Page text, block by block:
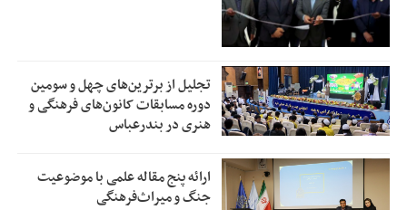
تجلیل از بر‌ترین‌های چهل و سومین
دوره مسابقات کانون‌های فرهنگی و
هنری در بندرعباس
ارائه پنج مقاله علمی با موضوعیت
جنگ و میراث‌فرهنگی